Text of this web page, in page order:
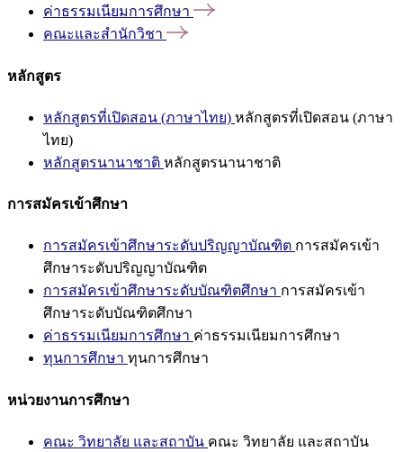
ค่าธรรมเนียมการศึกษา
คณะและสำนักวิชา
หลักสูตร
หลักสูตรที่เปิดสอน (ภาษาไทย) หลักสูตรที่เปิดสอน (ภาษา
ไทย)
หลักสูตรนานาชาติ หลักสูตรนานาชาติ
การสมัครเข้าศึกษา
การสมัครเข้าศึกษาระดับปริญญาบัณฑิต การสมัครเข้า
ศึกษาระดับปริญญาบัณฑิต
การสมัครเข้าศึกษาระดับบัณฑิตศึกษา การสมัครเข้า
ศึกษาระดับบัณฑิตศึกษา
ค่าธรรมเนียมการศึกษา ค่าธรรมเนียมการศึกษา
ทุนการศึกษา ทุนการศึกษา
หน่วยงานการศึกษา
คณะ วิทยาลัย และสถาบัน คณะ วิทยาลัย และสถาบัน